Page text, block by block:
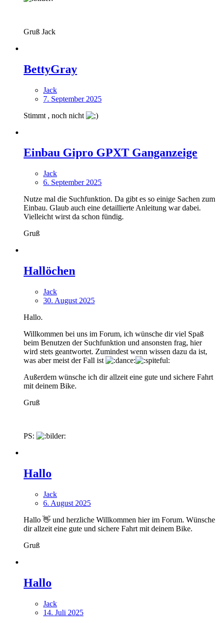
Gruß Jack
BettyGray
Jack
7. September 2025
Stimmt , noch nicht
Einbau Gipro GPXT Ganganzeige
Jack
6. September 2025
Nutze mal die Suchfunktion. Da gibt es so einige Sachen zum
Einbau. Glaub auch eine detaillierte Anleitung war dabei.
Vielleicht wirst da schon fündig.
Gruß
Hallöchen
Jack
30. August 2025
Hallo.
Willkommen bei uns im Forum, ich wünsche dir viel Spaß
beim Benutzen der Suchfunktion und ansonsten frag, hier
wird stets geantwortet. Zumindest wenn wissen dazu da ist,
was aber meist der Fall ist
Außerdem wünsche ich dir allzeit eine gute und sichere Fahrt
mit deinem Bike.
Gruß
PS:
Hallo
Jack
6. August 2025
Hallo 👋 und herzliche Willkommen hier im Forum. Wünsche
dir allzeit eine gute und sichere Fahrt mit deinem Bike.
Gruß
Hallo
Jack
14. Juli 2025